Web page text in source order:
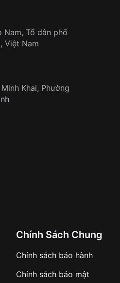
và thanh toán trực tiếp
khách hàng
hàng trong suốt quá
Nam, Tổ dân phố
Việt Nam
Khai, Phường
Chính Sách Chung
Chính sách bảo hành
Chính sách bảo mật